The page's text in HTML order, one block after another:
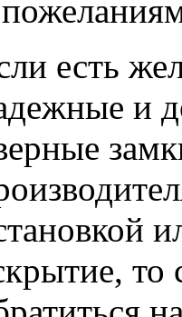
есть
и
то